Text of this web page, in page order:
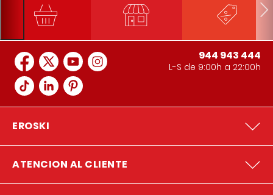
944 943 444
L-S de 9:00h a 22:00h
EROSKI
ATENCION AL CLIENTE